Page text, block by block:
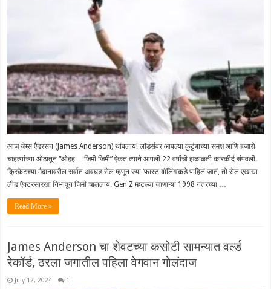
आज जेम्स ऍंडरसन (James Anderson) थांबलाय! लॉर्ड्सवर आपल्या कुटुंबाच्या समक्ष आणि हजारो
चाहत्यांच्या ओठातून “ओहह… जिमी जिमी” ऐकत त्याने आपली 22 वर्षांची झळाळती कारकीर्द संपवली.
क्रिकेटच्या मैदानावरील सर्वात अवघड रोल म्हणून ज्या ‘फास्ट बॉलिंग’कडे पाहिलं जातं, तो रोल एखाद्या
लीड ऍक्टरसारखा निभावून जिमी चाललाय. Gen Z म्हटल्या जाणाऱ्या 1998 नंतरच्या …
Read More »
James Anderson चा शेवटच्या कसोटी सामन्यात वर्ल्ड
रेकॉर्ड, ठरला जगातील पहिला वेगवान गोलंदाज
July 12, 2024 1